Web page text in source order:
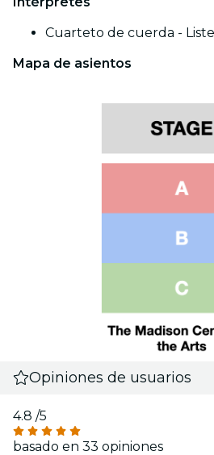
Cuarteto de cuerda -
Mapa de asientos
Opiniones de usuarios
4.8 /5
basado en 33 opiniones